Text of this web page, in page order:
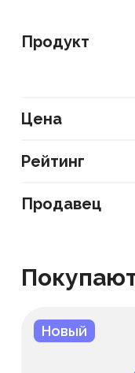
Продукт
Цена
Рейтинг
Продавец
Новый